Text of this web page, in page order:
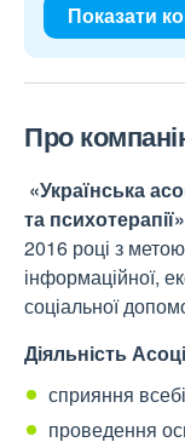
Показати
Про
«Українська
та психотерапії»
2016 році з
інформаційної,
соціальної
Діяльність
сприяння
проведення